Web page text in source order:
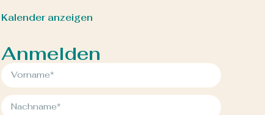
Kalender anzeigen
Anmelden